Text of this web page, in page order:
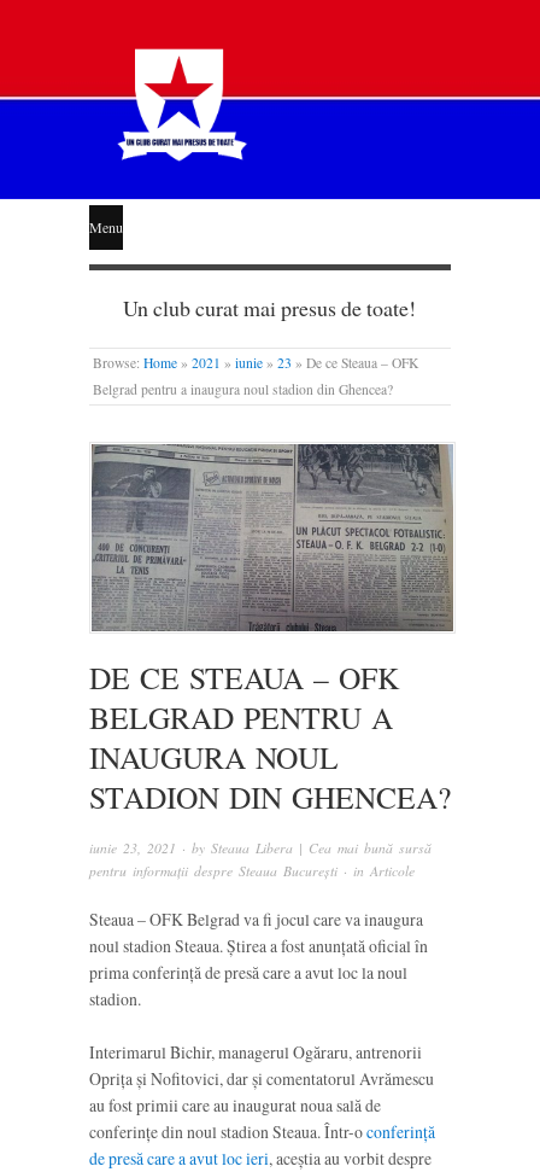
STEAUA
LIBERĂ
Menu
Un club curat mai presus de toate!
Browse: Home » 2021 » iunie » 23 » De ce Steaua – OFK
Belgrad pentru a inaugura noul stadion din Ghencea?
DE CE STEAUA – OFK
BELGRAD PENTRU A
INAUGURA NOUL
STADION DIN GHENCEA?
iunie 23, 2021 · by Steaua Libera | Cea mai bună sursă
pentru informații despre Steaua București · in Articole
Steaua – OFK Belgrad va fi jocul care va inaugura
noul stadion Steaua. Știrea a fost anunțată oficial în
prima conferință de presă care a avut loc la noul
stadion.
Interimarul Bichir, managerul Ogăraru, antrenorii
Oprița și Nofitovici, dar și comentatorul Avrămescu
au fost primii care au inaugurat noua sală de
conferințe din noul stadion Steaua. Într-oconferință
de presă care a avut loc ieri, aceștia au vorbit despre